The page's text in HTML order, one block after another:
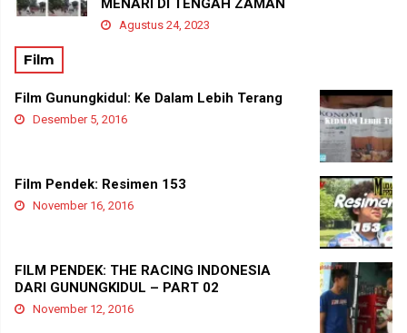
MENARI DI TENGAH ZAMAN
Agustus 24, 2023
Film
Film Gunungkidul: Ke Dalam Lebih Terang
Desember 5, 2016
Film Pendek: Resimen 153
November 16, 2016
FILM PENDEK: THE RACING INDONESIA
DARI GUNUNGKIDUL – PART 02
November 12, 2016